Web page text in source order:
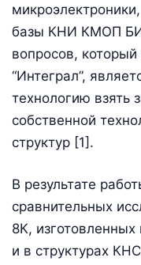
базы КНИ КМОП
вопросов,
“Интеграл”,
технологию взять
собственной
структур [1].
В результате
сравнительных
8К,
и в структурах